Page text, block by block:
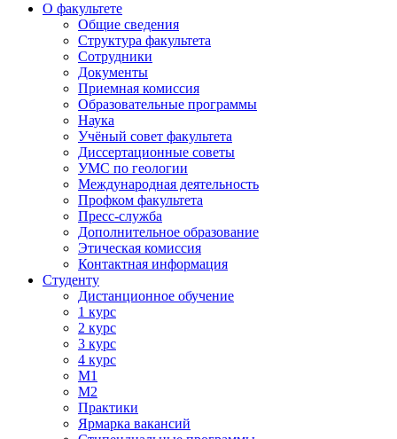
О факультете
Общие сведения
Структура факультета
Сотрудники
Документы
Приемная комиссия
Образовательные программы
Наука
Учёный совет факультета
Диссертационные советы
УМС по геологии
Международная деятельность
Профком факультета
Пресс-служба
Дополнительное образование
Этическая комиссия
Контактная информация
Студенту
Дистанционное обучение
1 курс
2 курс
3 курс
4 курс
М1
М2
Практики
Ярмарка вакансий